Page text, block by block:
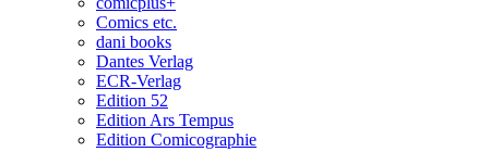
Comics etc.
dani books
Dantes Verlag
ECR-Verlag
Edition 52
Edition Ars Tempus
Edition Comicographie